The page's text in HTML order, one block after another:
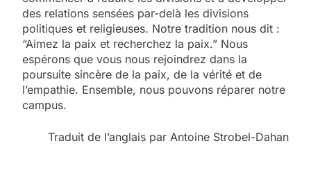
des relations sensées par-delà les divisions
politiques et religieuses. Notre tradition nous dit :
“Aimez la paix et recherchez la paix.” Nous
espérons que vous nous rejoindrez dans la
poursuite sincère de la paix, de la vérité et de
l’empathie. Ensemble, nous pouvons réparer notre
campus.
Traduit de l’anglais par Antoine Strobel-Dahan